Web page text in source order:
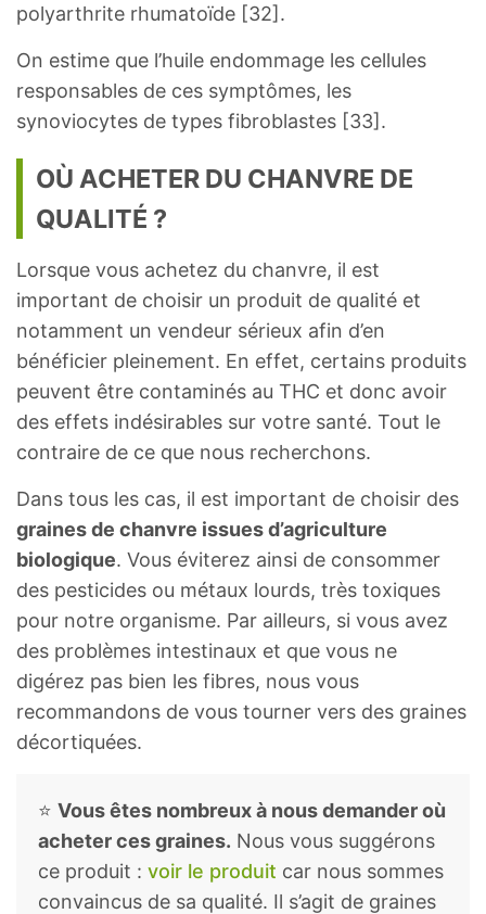
polyarthrite rhumatoïde [32].
On estime que l’huile endommage les cellules
responsables de ces symptômes, les
synoviocytes de types fibroblastes [33].
OÙ ACHETER DU CHANVRE DE
QUALITÉ ?
Lorsque vous achetez du chanvre, il est
important de choisir un produit de qualité et
notamment un vendeur sérieux afin d’en
bénéficier pleinement. En effet, certains produits
peuvent être contaminés au THC et donc avoir
des effets indésirables sur votre santé. Tout le
contraire de ce que nous recherchons.
Dans tous les cas, il est important de choisir des
graines de chanvre issues d’agriculture
biologique. Vous éviterez ainsi de consommer
des pesticides ou métaux lourds, très toxiques
pour notre organisme. Par ailleurs, si vous avez
des problèmes intestinaux et que vous ne
digérez pas bien les fibres, nous vous
recommandons de vous tourner vers des graines
décortiquées.
⭐ Vous êtes nombreux à nous demander où
acheter ces graines. Nous vous suggérons
ce produit : voir le produit car nous sommes
convaincus de sa qualité. Il s’agit de graines